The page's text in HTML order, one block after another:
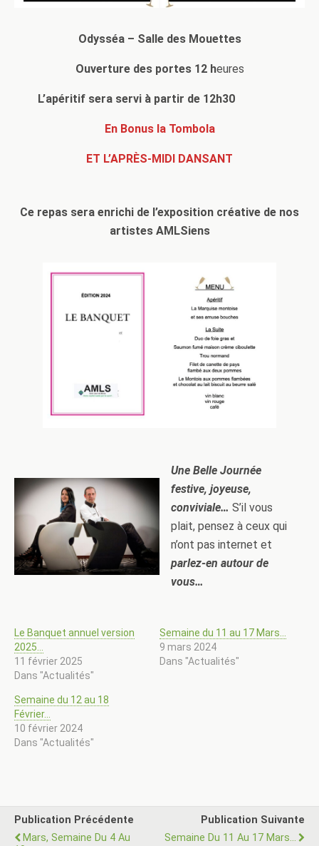
Odysséa – Salle des Mouettes
Ouverture des portes 12 heures
L’apéritif sera servi à partir de 12h30
En Bonus la Tombola
ET L’APRÈS-MIDI DANSANT
Ce repas sera enrichi de l’exposition créative de nos
artistes AMLSiens
Une Belle Journée
festive, joyeuse,
conviviale…S’il vous
plait, pensez à ceux qui
n’ont pas internet et
parlez-en autour de
vous…
Le Banquet annuel version
2025…
11 février 2025
Dans "Actualités"
Semaine du 11 au 17 Mars…
9 mars 2024
Dans "Actualités"
Semaine du 12 au 18
Février…
10 février 2024
Dans "Actualités"
Publication Précédente
Mars, Semaine Du 4 Au
Publication Suivante
Semaine Du 11 Au 17 Mars...